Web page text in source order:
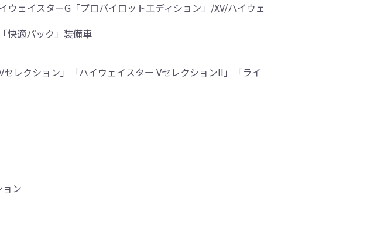
ェイスターG「プロパイロットエディション」/XV/ハイウェ
快適パック」装備車
レクション」「ハイウェイスター VセレクションII」「ライ
ン